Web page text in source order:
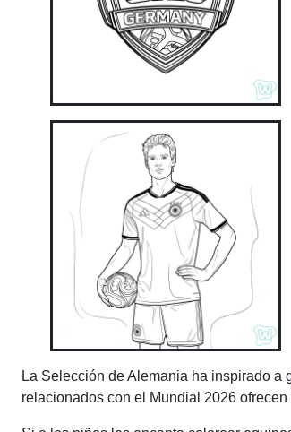
La Selección de Alemania ha inspirado
relacionados con el Mundial 2026